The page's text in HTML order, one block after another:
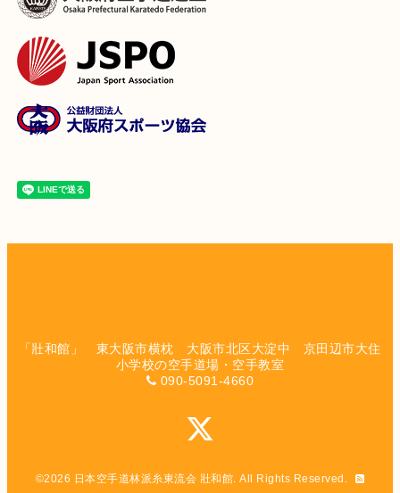
「壯和館」 東大阪市横枕 大阪市北区大淀中 京田辺市大住
小学校の空手道場・空手教室
090-5091-4660
©2026 日本空手道林派糸東流会 壯和館. All Rights Reserved.